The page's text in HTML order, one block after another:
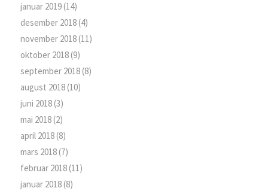
januar 2019(14)
desember 2018(4)
november 2018(11)
oktober 2018(9)
september 2018(8)
august 2018(10)
juni 2018(3)
mai 2018(2)
april 2018(8)
mars 2018(7)
februar 2018(11)
januar 2018(8)